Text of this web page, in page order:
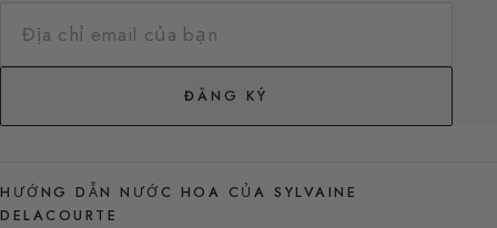
ĐĂNG KÝ
HƯỚNG DẪN NƯỚC HOA CỦA SYLVAINE
DELACOURTE